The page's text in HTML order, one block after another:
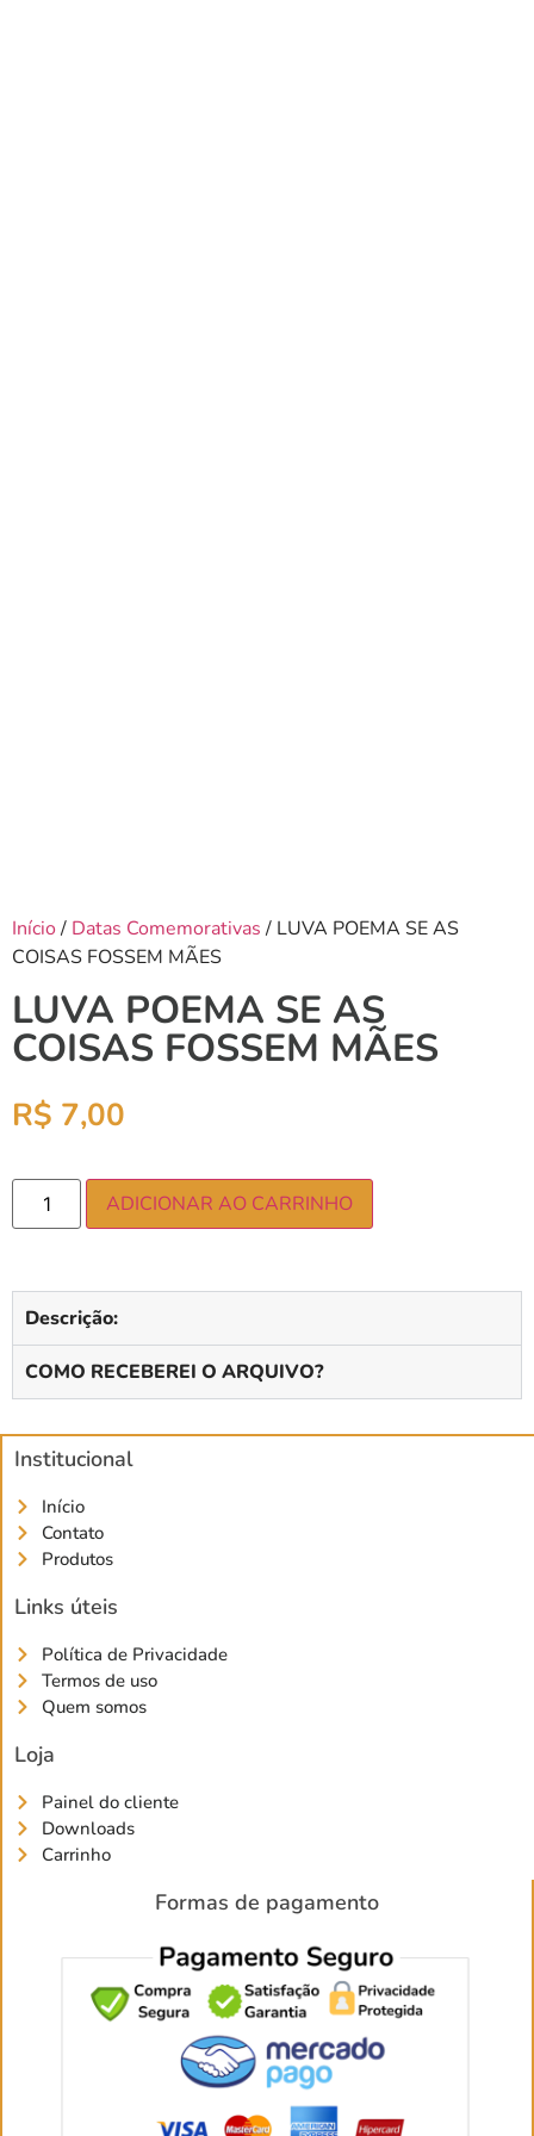
Início/ Datas Comemorativas / LUVA POEMA SE AS
COISAS FOSSEM MÃES
LUVA POEMA SE AS
COISAS FOSSEM MÃES
R$ 7,00
ADICIONAR AO CARRINHO
Descrição:
COMO RECEBEREI O ARQUIVO?
Institucional
Início
Contato
Produtos
Links úteis
Política de Privacidade
Termos de uso
Quem somos
Loja
Painel do cliente
Downloads
Carrinho
Formas de pagamento